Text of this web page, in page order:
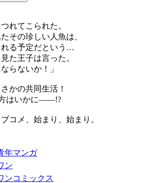
れてこられた。
その珍しい人魚は、
れる予定だという…
た王子は言った。
らないか！」
かの共同生活！
はいかに――!?
コメ、始まり、始まり。
年マンガ
ン
ンコミックス